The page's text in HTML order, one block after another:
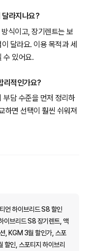
달라지나요?
식이고, 장기렌트는 보
달라요. 이용 목적과 세
수 있어요.
리적인가요?
부담 수준을 먼저 정리하
하면 선택이 훨씬 쉬워져
언 하이브리드 S8 할인
이브리드 S8 장기렌트, 액
, KGM 3월 할인가, 스포
인, 스포티지 하이브리